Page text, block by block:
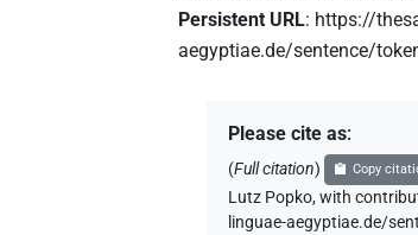
Persistent URL: https://
aegyptiae.de/sentence/
Please cite as:
(Full citation) Copy
Lutz Popko,with
linguae-aegyptiae.de/